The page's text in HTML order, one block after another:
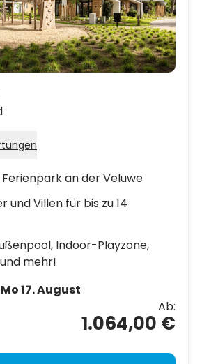
an der Veluwe
und Villen für bis zu 14
Indoor-Playzone,
mehr!
17. August
Ab:
1.064,00 €